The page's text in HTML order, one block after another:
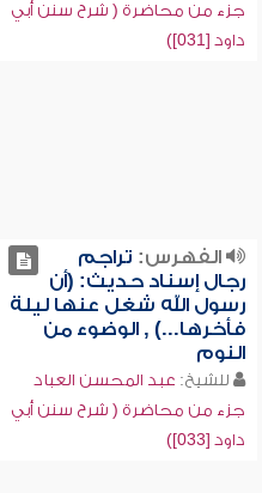
جزء من محاضرة ( شرح سنن أبي
داود [031])
الفهرس: تراجم
رجال إسناد حديث: (أن
رسول الله شغل عنها ليلة
فأخرها...) , الوضوء من
النوم
للشيخ: عبد المحسن العباد
جزء من محاضرة ( شرح سنن أبي
داود [033])